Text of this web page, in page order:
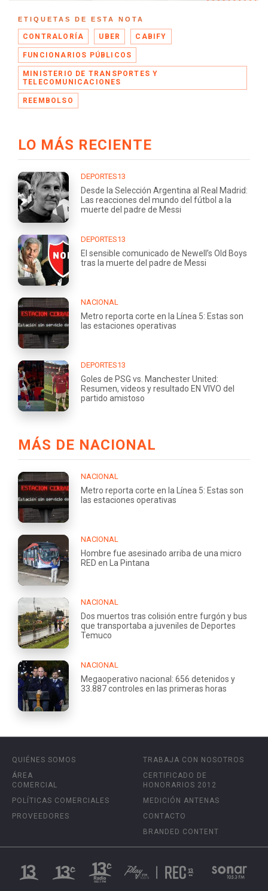
ETIQUETAS DE ESTA NOTA
CONTRALORÍA UBER CABIFY
FUNCIONARIOS PÚBLICOS
MINISTERIO DE TRANSPORTES Y
TELECOMUNICACIONES
REEMBOLSO
LO MÁS RECIENTE
DEPORTES13
Desde la Selección Argentina al Real Madrid:
Las reacciones del mundo del fútbol a la
muerte del padre de Messi
DEPORTES13
El sensible comunicado de Newell’s Old Boys
tras la muerte del padre de Messi
NACIONAL
Metro reporta corte en la Línea 5: Estas son
las estaciones operativas
DEPORTES13
Goles de PSG vs. Manchester United:
Resumen, videos y resultado EN VIVO del
partido amistoso
MÁS DE NACIONAL
NACIONAL
Metro reporta corte en la Línea 5: Estas son
las estaciones operativas
NACIONAL
Hombre fue asesinado arriba de una micro
RED en La Pintana
NACIONAL
Dos muertos tras colisión entre furgón y bus
que transportaba a juveniles de Deportes
Temuco
NACIONAL
Megaoperativo nacional: 656 detenidos y
33.887 controles en las primeras horas
QUIÉNES SOMOS
ÁREA
COMERCIAL
POLÍTICAS COMERCIALES
PROVEEDORES
TRABAJA CON NOSOTROS
CERTIFICADO DE
HONORARIOS 2012
MEDICIÓN ANTENAS
CONTACTO
BRANDED CONTENT